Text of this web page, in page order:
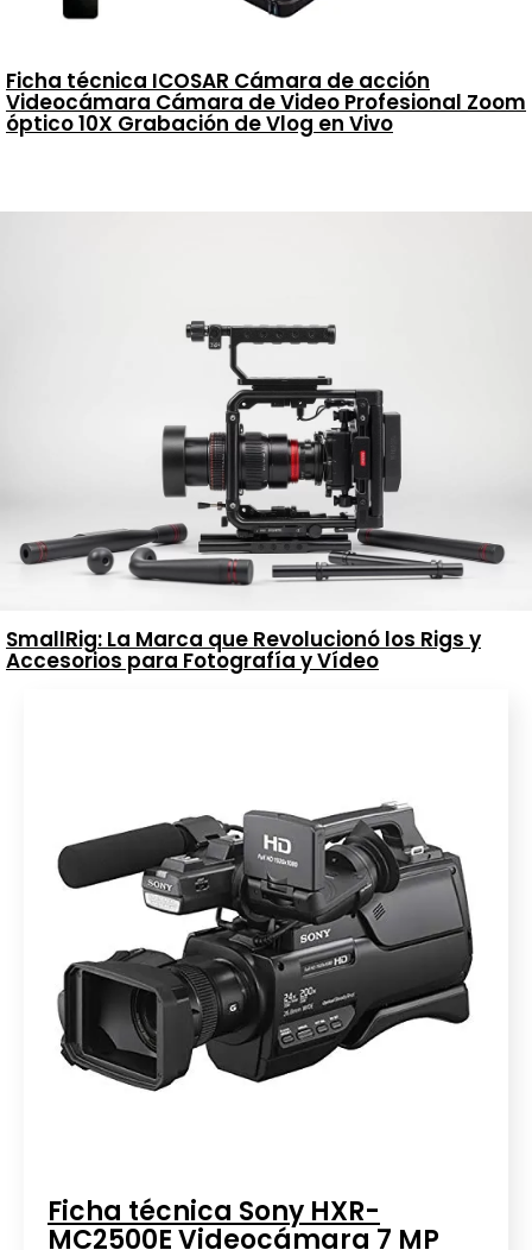
Ficha técnica ICOSAR Cámara de acción
Videocámara Cámara de Video Profesional Zoom
óptico 10X Grabación de Vlog en Vivo
SmallRig: La Marca que Revolucionó los Rigs y
Accesorios para Fotografía y Vídeo
Ficha técnica Sony HXR-
MC2500E Videocámara 7 MP